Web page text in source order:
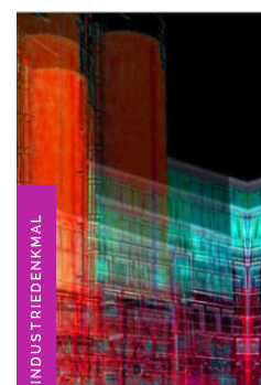
INDUSTRIEDENKMAL